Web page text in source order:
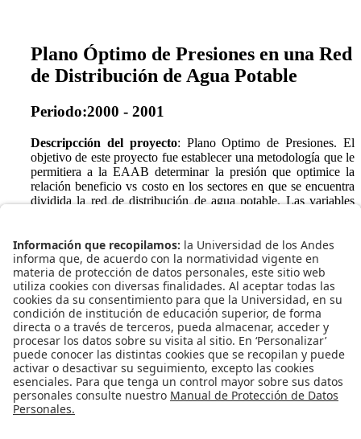
Plano Óptimo de Presiones en una Red
de Distribución de Agua Potable
Periodo:2000 - 2001
Descripcción del proyecto: Plano Optimo de Presiones. El
objetivo de este proyecto fue establecer una metodología que le
permitiera a la EAAB determinar la presión que optimice la
relación beneficio vs costo en los sectores en que se encuentra
dividida la red de distribución de agua potable. Las variables
los egresos, las mayores fugas y el mayor número de daños
causados por el aumento de presión. Eta investigación incluye
una búsqueda de información internacional sobre experiencias
similares, el montaje del modelo hidráulico de la red del sector
35 de Bogotá y el diseño de la toma de datos.
Volver a la lista de proyectos.